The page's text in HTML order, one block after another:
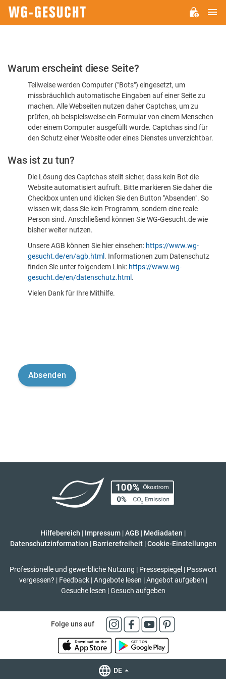
Bitte
dass
sind
Warum erscheint diese Seite?
Teilweise werden Computer ("Bots") eingesetzt, um
missbräuchlich automatische Eingaben auf einer Seite zu
machen. Alle Webseiten nutzen daher Captchas, um zu
prüfen, ob beispielsweise ein Formular von einem Menschen
oder einem Computer ausgefüllt wurde. Captchas sind für
den Schutz einer Website oder eines Dienstes unverzichtbar.
Was ist zu tun?
Die Lösung des Captchas stellt sicher, dass kein Bot die
Website automatisiert aufruft. Bitte markieren Sie daher die
Checkbox unten und klicken Sie den Button "Absenden". So
wissen wir, dass Sie kein Programm, sondern eine reale
Person sind. Anschließend können Sie WG-Gesucht.de wie
bisher weiter nutzen.
Unsere AGB können Sie hier einsehen: https://www.wg-
gesucht.de/en/agb.html . Informationen zum Datenschutz
finden Sie unter folgendem Link: https://www.wg-
gesucht.de/en/datenschutz.html .
Vielen Dank für Ihre Mithilfe.
Hilfebereich | Impressum |AGB | Mediadaten |
Datenschutzinformation | Barrierefreiheit | Cookie-Einstellungen
Professionelle und gewerbliche Nutzung | Pressespiegel | Passwort
vergessen? | Feedback | Angebote lesen | Angebot aufgeben |
Gesuche lesen | Gesuch aufgeben
Folge uns auf
DE